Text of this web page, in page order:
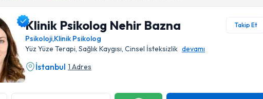
Klinik Psikolog Nehir Bazna Takip Et
Psikoloji,Klinik Psikolog
Yüz Yüze Terapi, Sağlık Kaygısı, Cinsel İsteksizlik devamı
İstanbul 1 Adres